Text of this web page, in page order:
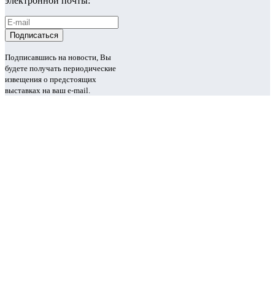
Подписавшись на новости, Вы
будете получать периодические
извещения о предстоящих
выставках на ваш e-mail.